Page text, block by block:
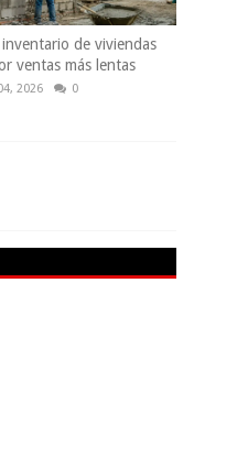
de viviendas
ventas más lentas
2026 0